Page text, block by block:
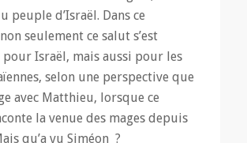
peuple d’Israël. Dans ce
seulement ce salut s’est
pour Israël, mais aussi pour les
selon une perspective que
avec Matthieu, lorsque ce
la venue des mages depuis
qu’a vu Siméon ?